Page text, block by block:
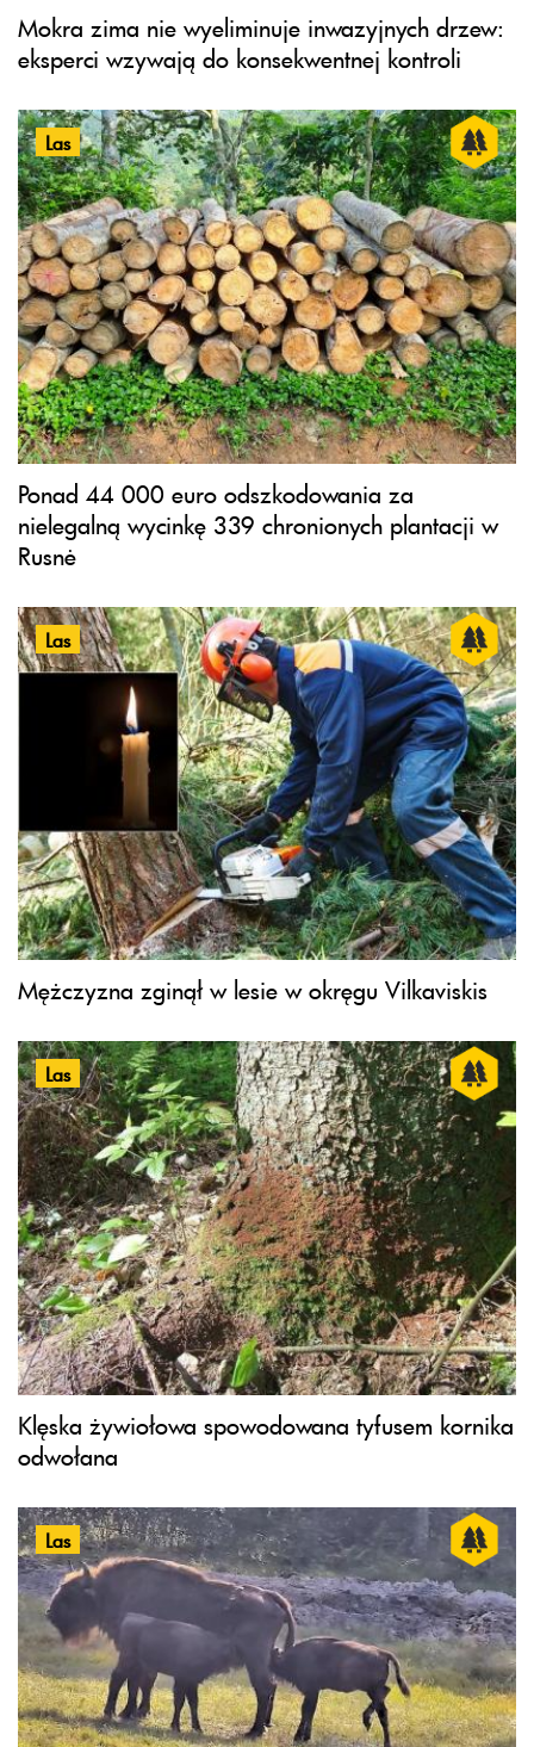
Mokra zima nie wyeliminuje inwazyjnych drzew:
eksperci wzywają do konsekwentnej kontroli
Las
Ponad 44 000 euro odszkodowania za
nielegalną wycinkę 339 chronionych plantacji w
Rusnė
Las
Mężczyzna zginął w lesie w okręgu Vilkaviskis
Las
Klęska żywiołowa spowodowana tyfusem kornika
odwołana
Las